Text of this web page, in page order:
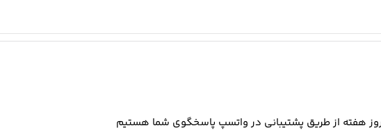
هفته از طریق پشتیبانی در واتسپ پاسخگوی شما هستیم